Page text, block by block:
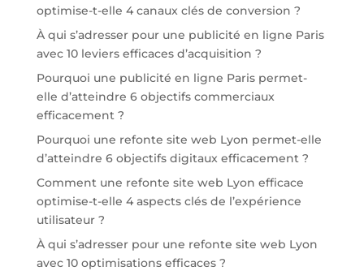
optimise-t-elle 4 canaux clés de conversion ?
À qui s’adresser pour une publicité en ligne Paris
avec 10 leviers efficaces d’acquisition ?
Pourquoi une publicité en ligne Paris permet-
elle d’atteindre 6 objectifs commerciaux
efficacement ?
Pourquoi une refonte site web Lyon permet-elle
d’atteindre 6 objectifs digitaux efficacement ?
Comment une refonte site web Lyon efficace
optimise-t-elle 4 aspects clés de l’expérience
utilisateur ?
À qui s’adresser pour une refonte site web Lyon
avec 10 optimisations efficaces ?